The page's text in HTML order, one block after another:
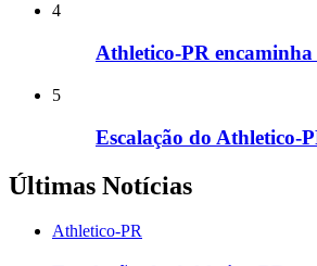
4
Athletico-PR
5
Escalação do Athletico-
Últimas Notícias
Athletico-PR